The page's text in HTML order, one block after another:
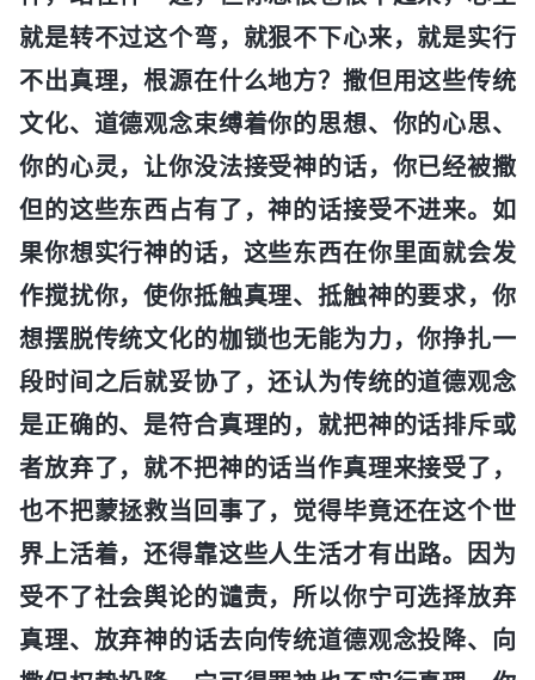
就是转不过这个弯，就狠不下心来，就是实行
不出真理，根源在什么地方？撒但用这些传统
文化、道德观念束缚着你的思想、你的心思、
你的心灵，让你没法接受神的话，你已经被撒
但的这些东西占有了，神的话接受不进来。如
果你想实行神的话，这些东西在你里面就会发
作搅扰你，使你抵触真理、抵触神的要求，你
想摆脱传统文化的枷锁也无能为力，你挣扎一
段时间之后就妥协了，还认为传统的道德观念
是正确的、是符合真理的，就把神的话排斥或
者放弃了，就不把神的话当作真理来接受了，
也不把蒙拯救当回事了，觉得毕竟还在这个世
界上活着，还得靠这些人生活才有出路。因为
受不了社会舆论的谴责，所以你宁可选择放弃
真理、放弃神的话去向传统道德观念投降、向